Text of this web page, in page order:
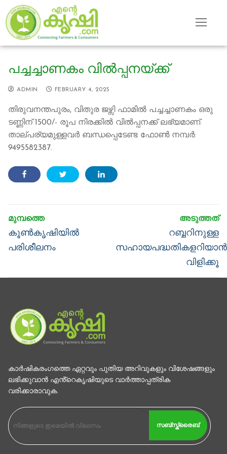
Skip
to
content
പച്ചച്ചാണകം വില്‍പ്പനയ്ക്ക്
ADMIN FEBRUARY 4, 2025
തിരുവനന്തപുരം, വിതുര ജഴ്സി ഫാമില്‍ പച്ചച്ചാണകം ഒരു
ടണ്ണിന് 1500/- രൂപ നിരക്കില്‍ വില്‍പ്പനക്ക് ലഭ്യമാണ്.
താല്പര്യമുള്ളവര്‍ ബന്ധപ്പെടേണ്ട ഫോൺ നമ്പര്‍:
9495582387.
navigation
Previous
post:
കൂണ്‍കൃഷിയില്‍
പരിശീലനം
Next
post:
റബ്ബറിനുള്ള
സഹായപദ്ധതികളറിയാന്‍
വിളിക്കൂ
കാര്‍ഷികരംഗത്തെ ഏറ്റവും പുതിയ അറിവുകളും വിശേഷങ്ങളും
ലഭിക്കുവാന്‍ എൻ്റെകൃഷിയുടെ വാര്‍ത്താപ്പത്രിക
വരിക്കാരാവുക.
സബ്സ്ക്രൈബ്